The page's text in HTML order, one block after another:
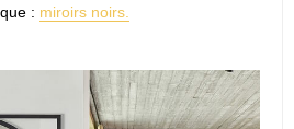
: miroirs noirs.